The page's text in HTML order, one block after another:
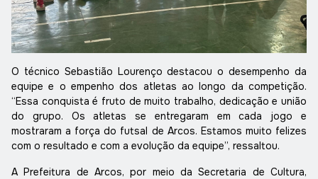
O técnico Sebastião Lourenço destacou o desempenho da
equipe e o empenho dos atletas ao longo da competição.
“Essa conquista é fruto de muito trabalho, dedicação e união
do grupo. Os atletas se entregaram em cada jogo e
mostraram a força do futsal de Arcos. Estamos muito felizes
com o resultado e com a evolução da equipe”, ressaltou.
A Prefeitura de Arcos, por meio da Secretaria de Cultura,